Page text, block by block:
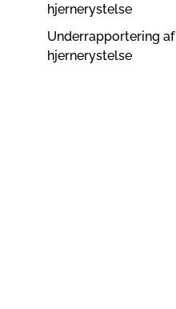
hjernerystelse
Underrapportering af
hjernerystelse